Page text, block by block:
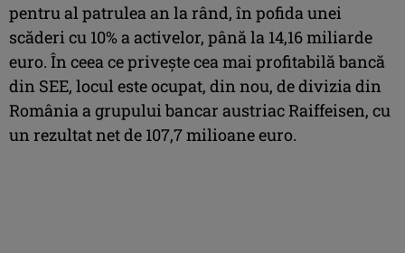
pentru al patrulea an la rând, în pofida unei
scăderi cu 10% a activelor, până la 14,16 miliarde
euro. În ceea ce privește cea mai profitabilă bancă
din SEE, locul este ocupat, din nou, de divizia din
România a grupului bancar austriac Raiffeisen, cu
un rezultat net de 107,7 milioane euro.